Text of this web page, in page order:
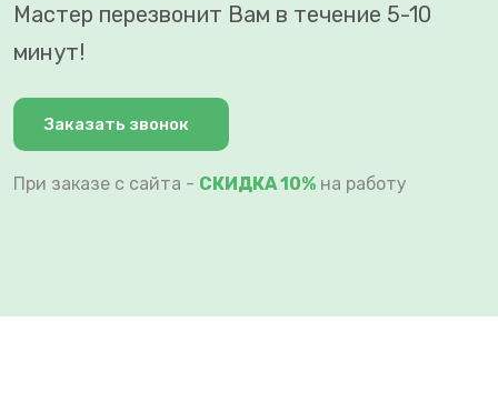
Мастер перезвонит Вам в течение 5-10
минут!
Заказать звонок
При заказе с сайта - СКИДКА 10% на работу